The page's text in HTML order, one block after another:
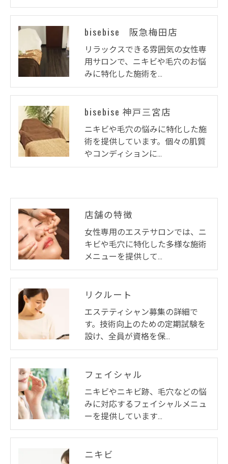
bisebise 阪急梅田店
リラックスできる雰囲気の女性専
用サロンで、ニキビや毛穴のお悩
みに特化した施術を…
bisebise 神戸三宮店
ニキビや毛穴の悩みに特化した施
術を提供しています。個々の肌質
やコンディションに…
店舗の特徴
女性専用のエステサロンでは、ニ
キビや毛穴に特化した多様な施術
メニューを提供して…
リクルート
エステティシャン募集の詳細で
す。技術向上のための定期試験を
設け、全員が資格を保…
フェイシャル
ニキビやニキビ跡、毛穴などの悩
みに対応するフェイシャルメニュ
ーを提供しています…
ニキビ